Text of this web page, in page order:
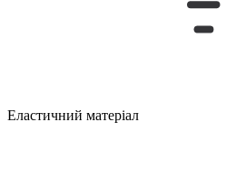
Еластичний матеріал